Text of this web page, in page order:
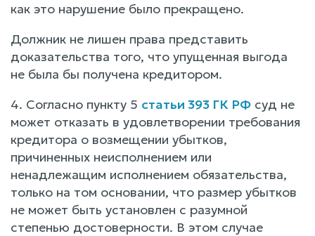
как это нарушение было прекращено.
Должник не лишен права представить
доказательства того, что упущенная выгода
не была бы получена кредитором.
4. Согласно пункту 5 статьи 393 ГК РФ суд не
может отказать в удовлетворении требования
кредитора о возмещении убытков,
причиненных неисполнением или
ненадлежащим исполнением обязательства,
только на том основании, что размер убытков
не может быть установлен с разумной
степенью достоверности. В этом случае